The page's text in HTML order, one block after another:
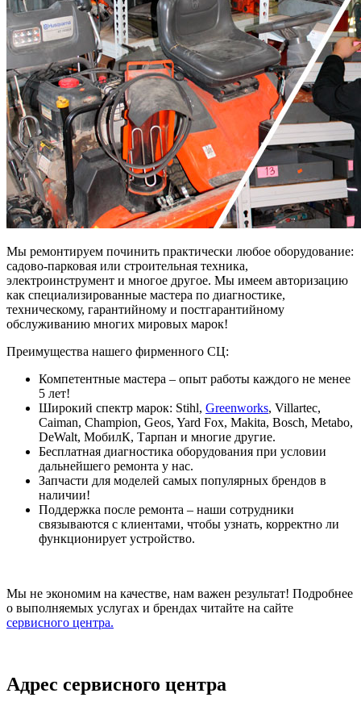
Мы ремонтируем починить практически любое оборудование:
садово-парковая или строительная техника,
электроинструмент и многое другое. Мы имеем авторизацию
как специализированные мастера по диагностике,
техническому, гарантийному и постгарантийному
обслуживанию многих мировых марок!
Преимущества нашего фирменного СЦ:
Компетентные мастера – опыт работы каждого не менее
5 лет!
Широкий спектр марок: Stihl, Greenworks, Villartec,
Caiman, Champion, Geos, Yard Fox, Makita, Bosch, Metabo,
DeWalt, МобилК, Тарпан и многие другие.
Бесплатная диагностика оборудования при условии
дальнейшего ремонта у нас.
Запчасти для моделей самых популярных брендов в
наличии!
Поддержка после ремонта – наши сотрудники
связываются с клиентами, чтобы узнать, корректно ли
функционирует устройство.
Мы не экономим на качестве, нам важен результат! Подробнее
о выполняемых услугах и брендах читайте на сайте
сервисного центра.
Адрес сервисного центра